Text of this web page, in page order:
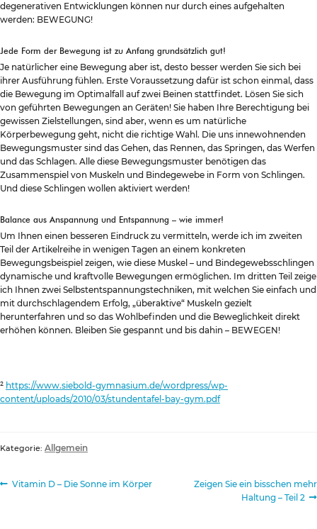
degenerativen Entwicklungen können nur durch eines aufgehalten
werden: BEWEGUNG!
Jede Form der Bewegung ist zu Anfang grundsätzlich gut!
Je natürlicher eine Bewegung aber ist, desto besser werden Sie sich bei
ihrer Ausführung fühlen. Erste Voraussetzung dafür ist schon einmal, dass
die Bewegung im Optimalfall auf zwei Beinen stattfindet. Lösen Sie sich
von geführten Bewegungen an Geräten! Sie haben Ihre Berechtigung bei
gewissen Zielstellungen, sind aber, wenn es um natürliche
Körperbewegung geht, nicht die richtige Wahl. Die uns innewohnenden
Bewegungsmuster sind das Gehen, das Rennen, das Springen, das Werfen
und das Schlagen. Alle diese Bewegungsmuster benötigen das
Zusammenspiel von Muskeln und Bindegewebe in Form von Schlingen.
Und diese Schlingen wollen aktiviert werden!
Balance aus Anspannung und Entspannung – wie immer!
Um Ihnen einen besseren Eindruck zu vermitteln, werde ich im zweiten
Teil der Artikelreihe in wenigen Tagen an einem konkreten
Bewegungsbeispiel zeigen, wie diese Muskel – und Bindegewebsschlingen
dynamische und kraftvolle Bewegungen ermöglichen. Im dritten Teil zeige
ich Ihnen zwei Selbstentspannungstechniken, mit welchen Sie einfach und
mit durchschlagendem Erfolg, „überaktive“ Muskeln gezielt
herunterfahren und so das Wohlbefinden und die Beweglichkeit direkt
erhöhen können. Bleiben Sie gespannt und bis dahin – BEWEGEN!
² https://www.siebold-gymnasium.de/wordpress/wp-
content/uploads/2010/03/stundentafel-bay-gym.pdf
Kategorie: Allgemein
Beitragsnavigation
Vorheriger
Vitamin D – Die Sonne im Körper
Nächster
Zeigen Sie ein bisschen mehr
Haltung – Teil 2